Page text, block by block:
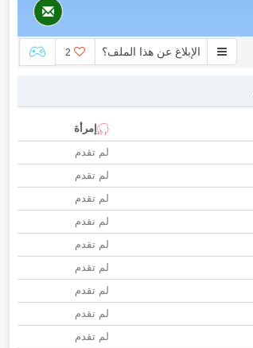
الإبلاغ عن هذا الملف؟ 2
إمرأة
لم تقدم
لم تقدم
لم تقدم
لم تقدم
لم تقدم
لم تقدم
لم تقدم
لم تقدم
لم تقدم